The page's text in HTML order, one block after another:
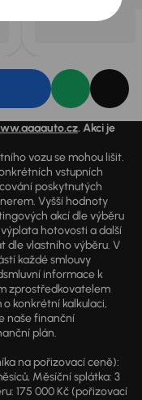
. Akci je
vozu se mohou lišit.
vstupních
poskytnutých
Vyšší hodnoty
akcí dle výběru
hotovosti a další
dle vlastního výběru. V
každé smlouvy
informace k
zprostředkovatelem
konkrétní kalkulaci,
naše finanční
plán.
na pořizovací ceně):
Měsíční splátka: 3
175 000 Kč (pořizovací